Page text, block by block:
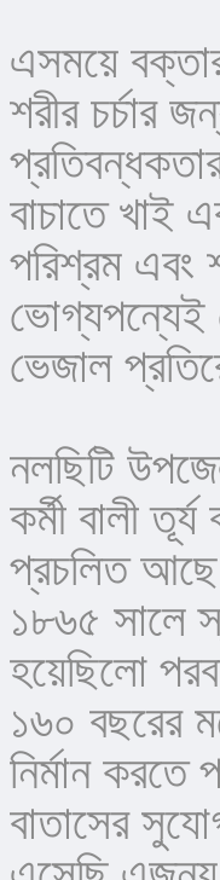
এসময়ে
শরীর চর্চার
বাচাতে খাই
পরিশ্রম এবং
ভোগ্যপন্যেই
ভেজাল
নলছিটি
কর্মী বালী
প্রচলিত আছে
১৮৬৫ সালে
হয়েছিলো
১৬০ বছরের
নির্মান করতে
বাতাসের